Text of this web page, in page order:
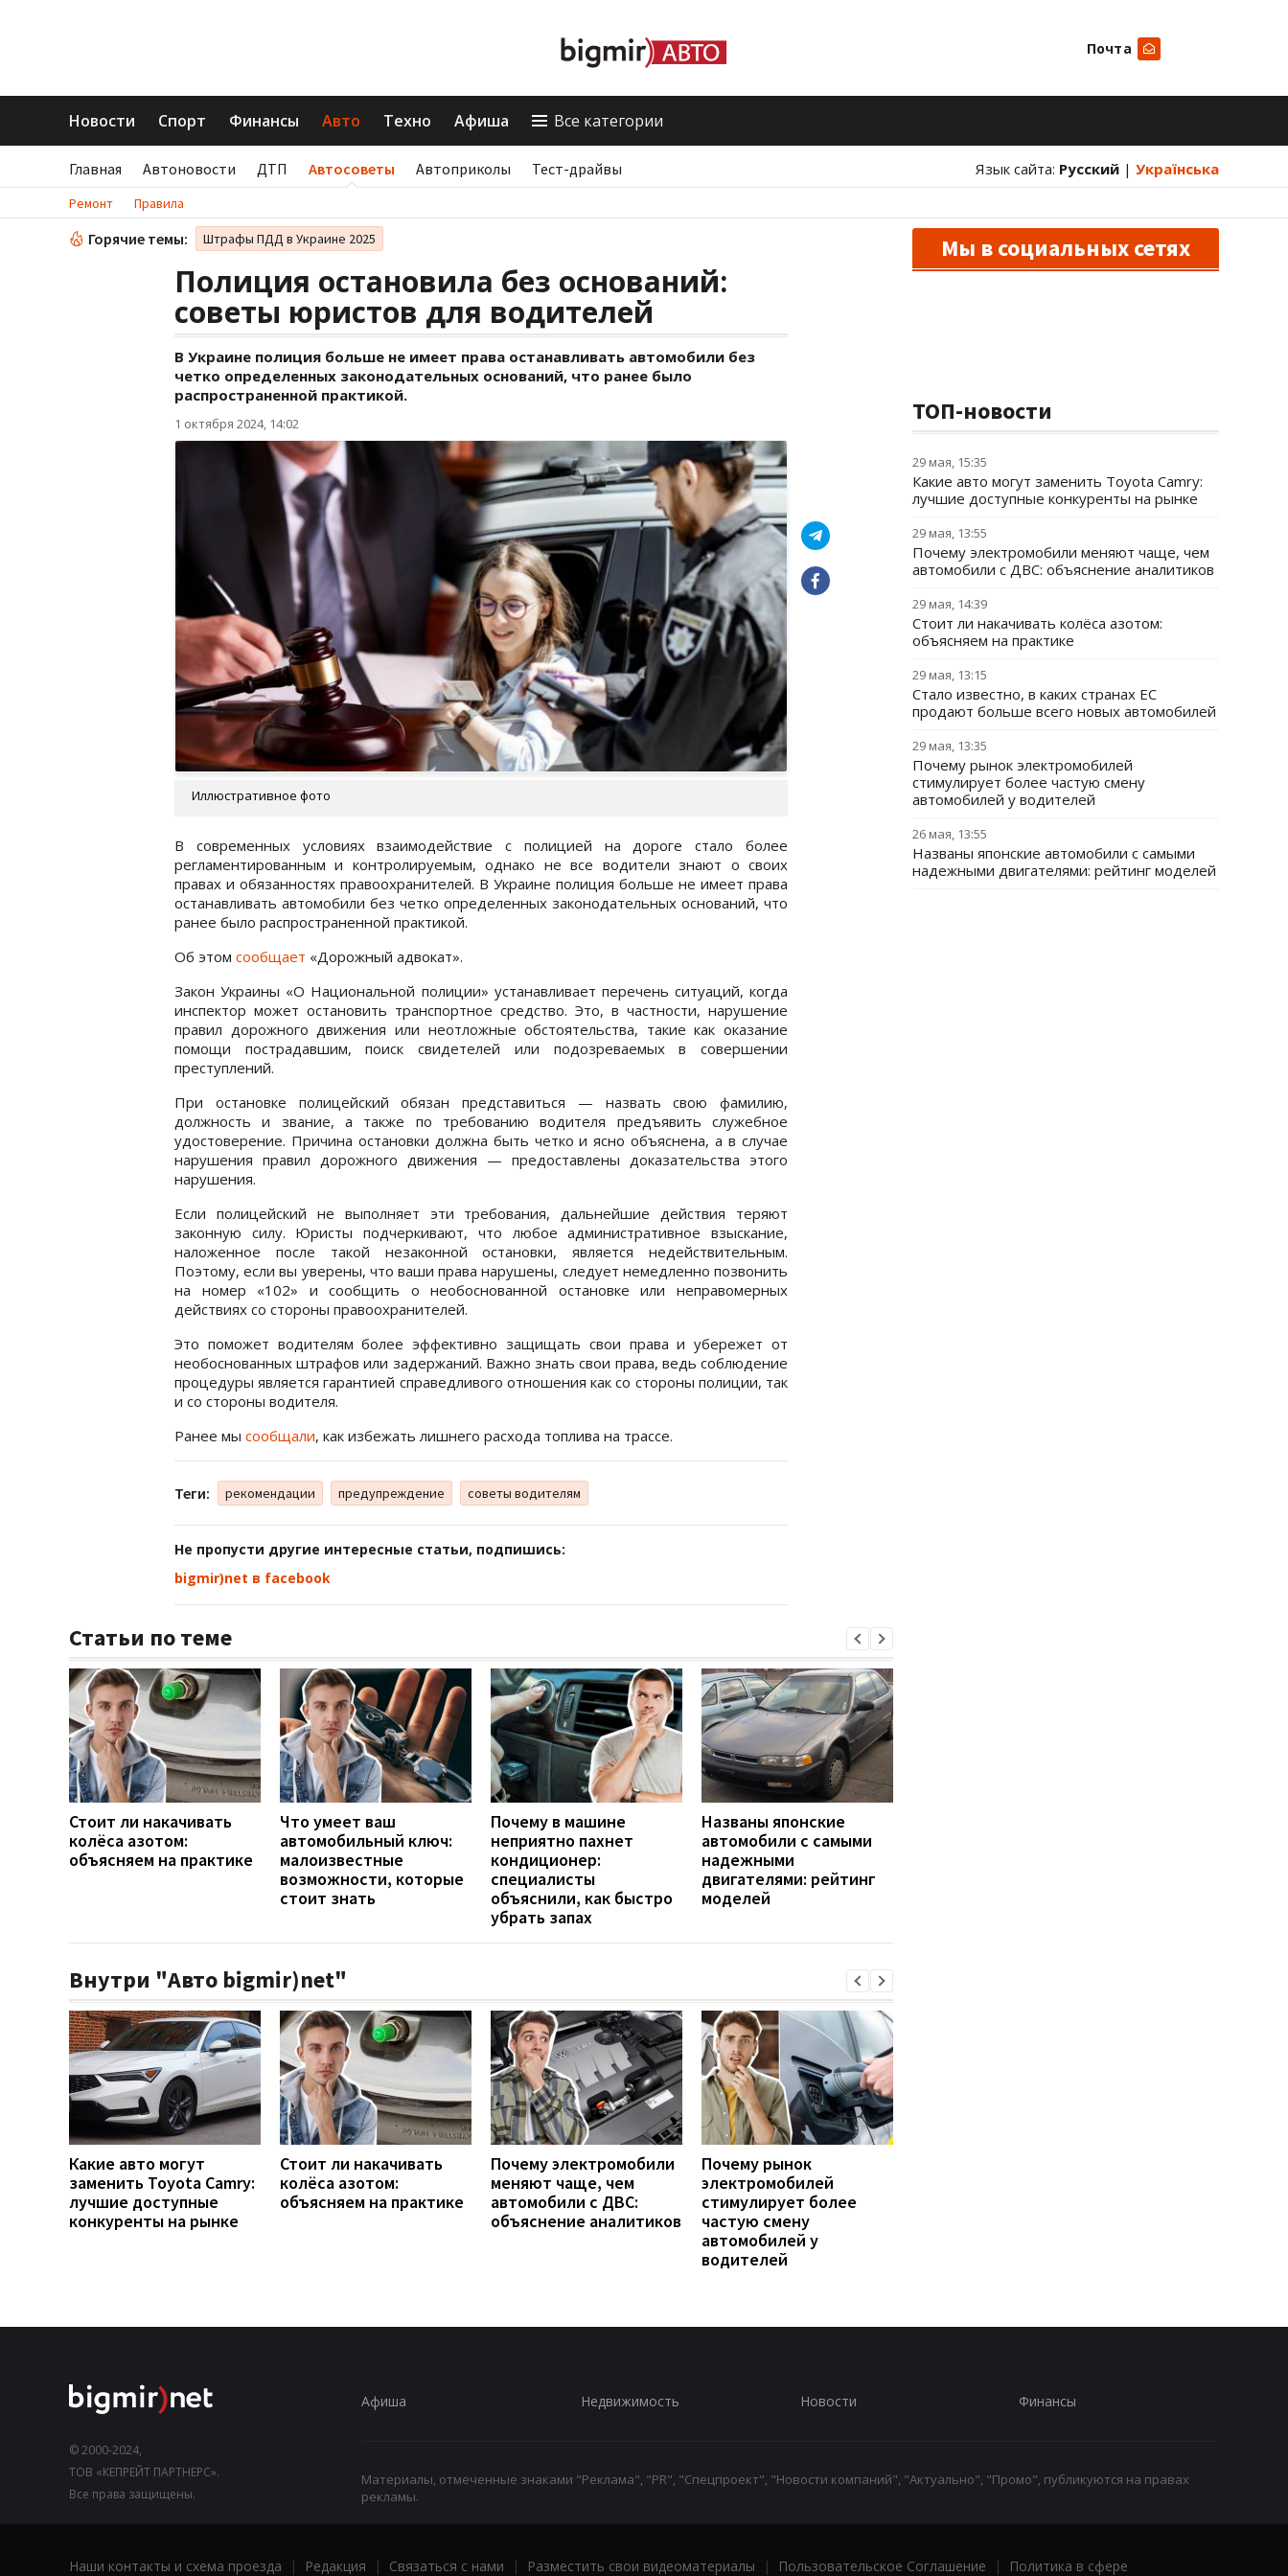
Почта
Новости Спорт Финансы Авто Техно Афиша Все категории
Главная Автоновости ДТП Автосоветы Автоприколы Тест-драйвы Язык сайта: Русский | Українська
Ремонт Правила
Горячие темы: Штрафы ПДД в Украине 2025
Полиция остановила без оснований:
советы юристов для водителей
В Украине полиция больше не имеет права останавливать автомобили без
четко определенных законодательных оснований, что ранее было
распространенной практикой.
1 октября 2024, 14:02
Иллюстративное фото
В современных условиях взаимодействие с полицией на дороге стало более
регламентированным и контролируемым, однако не все водители знают о своих
правах и обязанностях правоохранителей. В Украине полиция больше не имеет права
останавливать автомобили без четко определенных законодательных оснований, что
ранее было распространенной практикой.
Об этом сообщает «Дорожный адвокат».
Закон Украины «О Национальной полиции» устанавливает перечень ситуаций, когда
инспектор может остановить транспортное средство. Это, в частности, нарушение
правил дорожного движения или неотложные обстоятельства, такие как оказание
помощи пострадавшим, поиск свидетелей или подозреваемых в совершении
преступлений.
При остановке полицейский обязан представиться — назвать свою фамилию,
должность и звание, а также по требованию водителя предъявить служебное
удостоверение. Причина остановки должна быть четко и ясно объяснена, а в случае
нарушения правил дорожного движения — предоставлены доказательства этого
нарушения.
Если полицейский не выполняет эти требования, дальнейшие действия теряют
законную силу. Юристы подчеркивают, что любое административное взыскание,
наложенное после такой незаконной остановки, является недействительным.
Поэтому, если вы уверены, что ваши права нарушены, следует немедленно позвонить
на номер «102» и сообщить о необоснованной остановке или неправомерных
действиях со стороны правоохранителей.
Это поможет водителям более эффективно защищать свои права и убережет от
необоснованных штрафов или задержаний. Важно знать свои права, ведь соблюдение
процедуры является гарантией справедливого отношения как со стороны полиции, так
и со стороны водителя.
Ранее мы сообщали, как избежать лишнего расхода топлива на трассе.
Теги: рекомендации предупреждение советы водителям
Не пропусти другие интересные статьи, подпишись:
bigmir)net в facebook
Статьи по теме
Стоит ли накачивать
колёса азотом:
объясняем на практике
Что умеет ваш
автомобильный ключ:
малоизвестные
возможности, которые
стоит знать
Почему в машине
неприятно пахнет
кондиционер:
специалисты
объяснили, как быстро
убрать запах
Названы японские
автомобили с самыми
надежными
двигателями: рейтинг
моделей
Внутри "Авто bigmir)net"
Какие авто могут
заменить Toyota Camry:
лучшие доступные
конкуренты на рынке
Стоит ли накачивать
колёса азотом:
объясняем на практике
Почему электромобили
меняют чаще, чем
автомобили с ДВС:
объяснение аналитиков
Почему рынок
электромобилей
стимулирует более
частую смену
автомобилей у
водителей
Мы в социальных сетях
ТОП-новости
29 мая, 15:35
Какие авто могут заменить Toyota Camry:
лучшие доступные конкуренты на рынке
29 мая, 13:55
Почему электромобили меняют чаще, чем
автомобили с ДВС: объяснение аналитиков
29 мая, 14:39
Стоит ли накачивать колёса азотом:
объясняем на практике
29 мая, 13:15
Стало известно, в каких странах ЕС
продают больше всего новых автомобилей
29 мая, 13:35
Почему рынок электромобилей
стимулирует более частую смену
автомобилей у водителей
26 мая, 13:55
Названы японские автомобили с самыми
надежными двигателями: рейтинг моделей
© 2000-2024,
ТОВ «КЕПРЕЙТ ПАРТНЕРС».
Все права защищены.
Афиша Недвижимость Новости Финансы
Материалы, отмеченные знаками "Реклама", "PR", "Спецпроект", "Новости компаний", "Актуально", "Промо", публикуются на правах
рекламы.
Наши контакты и схема проезда | Редакция | Связаться с нами | Разместить свои видеоматериалы | Пользовательское Соглашение |
Политика в сфере